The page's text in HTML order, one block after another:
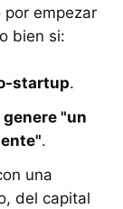
por empezar
bien si:
startup.
"un
.
una
del capital